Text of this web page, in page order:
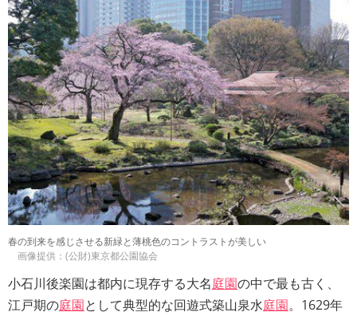
春の到来を感じさせる新緑と薄桃色のコントラストが美しい
画像提供：(公財)東京都公園協会
小石川後楽園は都内に現存する大名庭園の中で最も古く、
江戸期の庭園として典型的な回遊式築山泉水庭園。1629年